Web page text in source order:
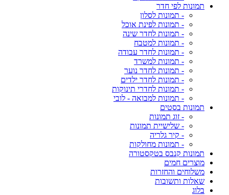
תמונות לפי חדר
- תמונות לסלון
- תמונות לפינת אוכל
- תמונות לחדר שינה
- תמונות למטבח
- תמונות לחדר עבודה
- תמונות למשרד
- תמונות לחדר נוער
- תמונות לחדר ילדים
- תמונות לחדרי תינוקות
- תמונות למבואה - לובי
תמונות בסטים
- זוג תמונות
- שלישיית תמונות
- קיר גלריה
- תמונות מחולקות
תמונות קנבס בטקסטורה
מוצרים חמים
משלוחים והחזרות
שאלות ותשובות
בלוג